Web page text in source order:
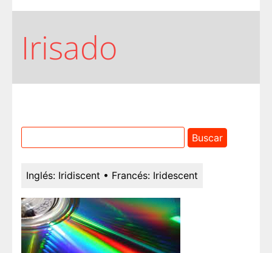
Irisado
Inglés: Iridiscent • Francés: Iridescent